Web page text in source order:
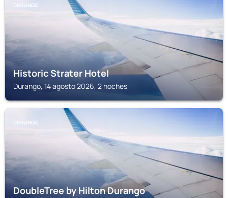
DURANGO
Historic Strater Hotel
Durango, 14 agosto 2026, 2 noches
DURANGO
DoubleTree by Hilton Durango